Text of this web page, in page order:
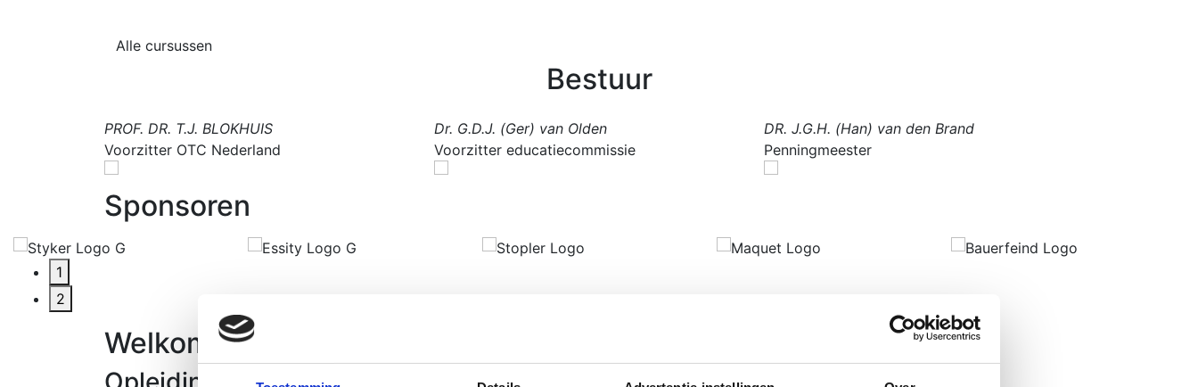
Alle cursussen
Bestuur
PROF. DR. T.J. BLOKHUIS
Voorzitter OTC Nederland
Dr. G.D.J. (Ger) van Olden
Voorzitter educatiecommissie
DR. J.G.H. (Han) van den Brand
Penningmeester
Sponsoren
1
2
Welkom bij OTC Nederland